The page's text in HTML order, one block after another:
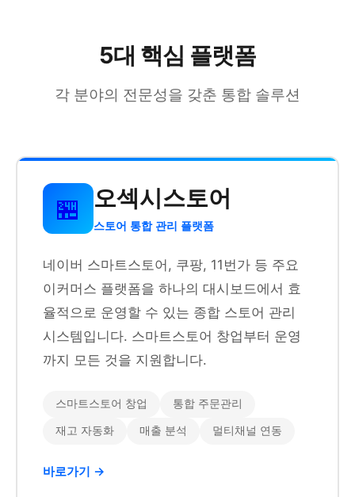
5대 핵심 플랫폼
각 분야의 전문성을 갖춘 통합 솔루션
🏪 오섹시스토어
스토어 통합 관리 플랫폼
네이버 스마트스토어, 쿠팡, 11번가 등 주요
이커머스 플랫폼을 하나의 대시보드에서 효
율적으로 운영할 수 있는 종합 스토어 관리
시스템입니다. 스마트스토어 창업부터 운영
까지 모든 것을 지원합니다.
스마트스토어 창업 통합 주문관리
재고 자동화 매출 분석 멀티채널 연동
바로가기 →